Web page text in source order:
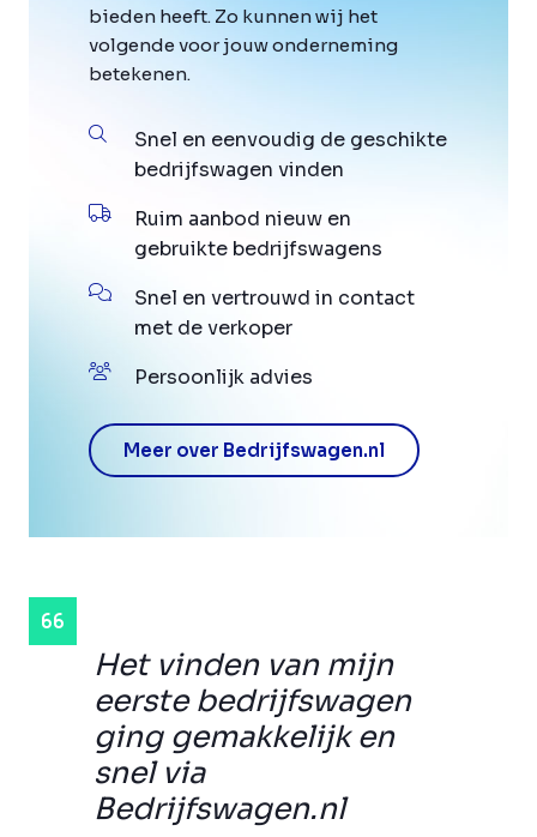
Het vinden van mijn
eerste bedrijfswagen
ging gemakkelijk en
snel via
Bedrijfswagen.nl
bieden heeft. Zo kunnen wij het
volgende voor jouw onderneming
betekenen.
Snel en eenvoudig de geschikte
bedrijfswagen vinden
Ruim aanbod nieuw en
gebruikte bedrijfswagens
Snel en vertrouwd in contact
met de verkoper
Persoonlijk advies
Meer over Bedrijfswagen.nl